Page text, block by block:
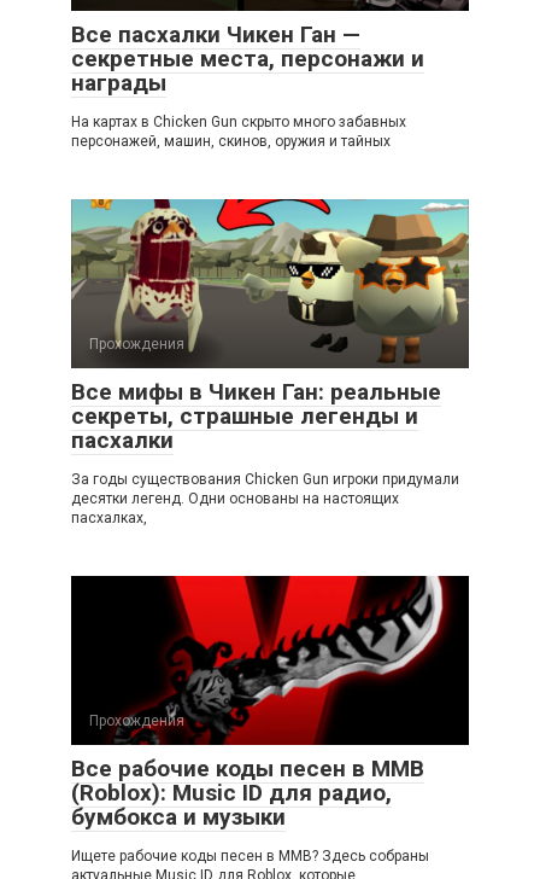
Все пасхалки Чикен Ган —
секретные места, персонажи и
награды
На картах в Chicken Gun скрыто много забавных
персонажей, машин, скинов, оружия и тайных
Прохождения
Все мифы в Чикен Ган: реальные
секреты, страшные легенды и
пасхалки
За годы существования Chicken Gun игроки придумали
десятки легенд. Одни основаны на настоящих
пасхалках,
Прохождения
Все рабочие коды песен в ММВ
(Roblox): Music ID для радио,
бумбокса и музыки
Ищете рабочие коды песен в ММВ? Здесь собраны